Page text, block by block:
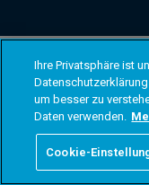
Ihre Privatsphäre ist
um besser zu
Daten verwenden.
Cookie-